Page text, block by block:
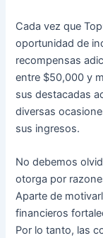
Cada vez que
oportunidad de
recompensas
entre $50,000 y
sus destacadas
diversas
sus ingresos.
No debemos
otorga por
Aparte de
financieros
Por lo tanto, las